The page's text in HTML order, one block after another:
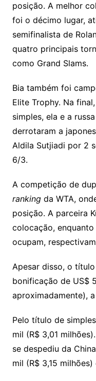
posição. A melhor
foi o décimo lugar,
semifinalista de
quatro principais
como Grand Slams.
Bia também foi
Elite Trophy. Na
simples, ela e a
derrotaram a
Aldila Sutjiadi por 2
6/3.
A competição de
rankingda WTA,
posição. A parceira
colocação,
ocupam,
Apesar disso, o
bonificação de US$
aproximadamente),
Pelo título de
mil (R$ 3,01
se despediu da
mil (R$ 3,15